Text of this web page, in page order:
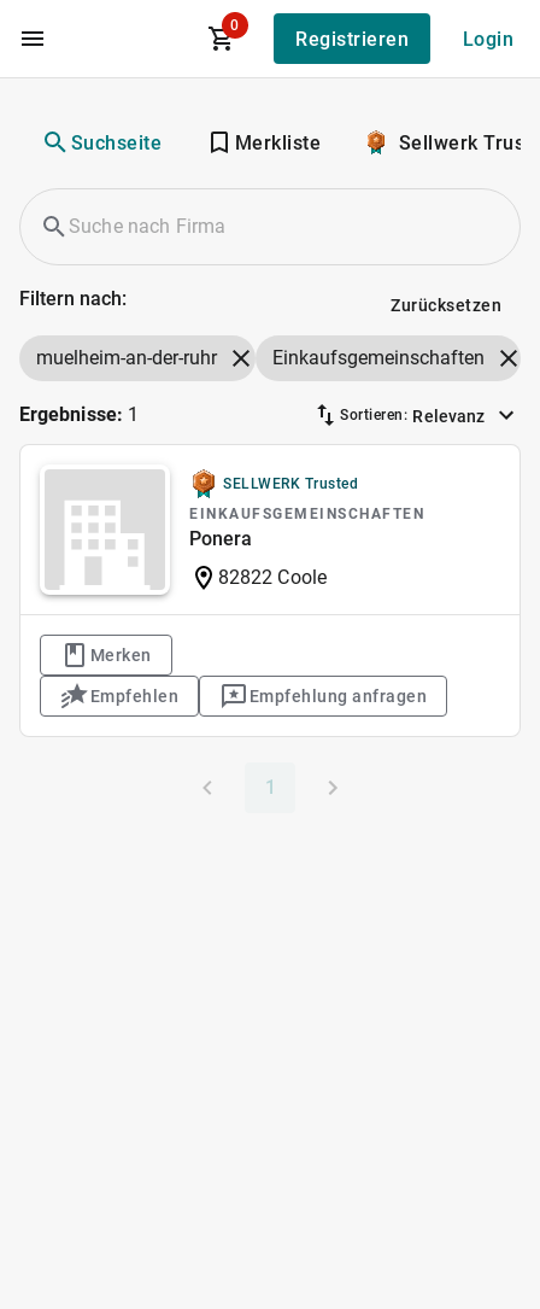
Zum Hauptinhalt
0
Registrieren Login
Suchseite Merkliste Sellwerk
Filtern nach: Zurücksetzen
muelheim-an-der-ruhr Einkaufsgemeinschaften
Ergebnisse: 1 Sortieren: Relevanz
SELLWERK Trusted
EINKAUFSGEMEINSCHAFTEN
Ponera
82822 Coole
Merken
Empfehlen Empfehlung anfragen
1